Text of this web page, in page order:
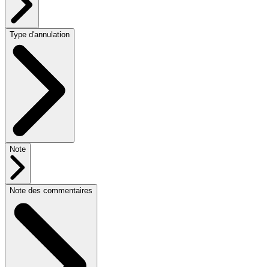
Type d'annulation
Note
Note des commentaires